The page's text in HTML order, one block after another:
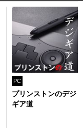
PC
プリンストンのデジ
ギア道